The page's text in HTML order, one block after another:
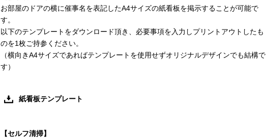
お部屋のドアの横に催事名を表記したA4サイズの紙看板を掲示することが可能で
す。
以下のテンプレートをダウンロード頂き、必要事項を入力しプリントアウトしたも
のを1枚ご持参ください。
（横向きA4サイズであればテンプレートを使用せずオリジナルデザインでも結構で
す）
紙看板テンプレート
【セルフ清掃】